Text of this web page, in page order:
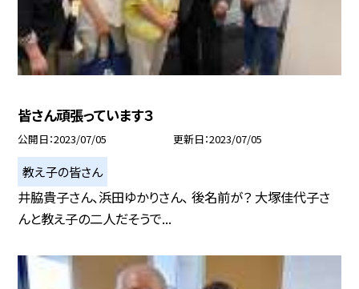
皆さん頑張っています３
公開日 2023/07/05 更新日 2023/07/05
教え子の皆さん
井脇貴子さん、浜田ゆかりさん、 後名前が？ 大塚佳代子さ
んと教え子の二人だそうで...